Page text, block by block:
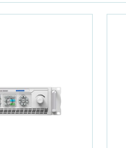
напряжений, В